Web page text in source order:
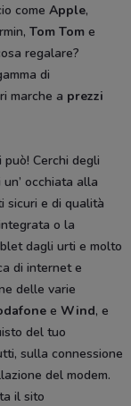
come Apple,
Tom Tom e
regalare?
di
marche a prezzi
può! Cerchi degli
occhiata alla
sicuri e di qualità
o la
dagli urti e molto
di internet e
delle varie
e Wind, e
del tuo
sulla connessione
del modem.
il sito